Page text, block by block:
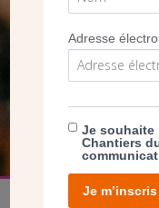
SEUL VOTRE
NOUS
Adresse
Je souhaite
Chantiers
Je